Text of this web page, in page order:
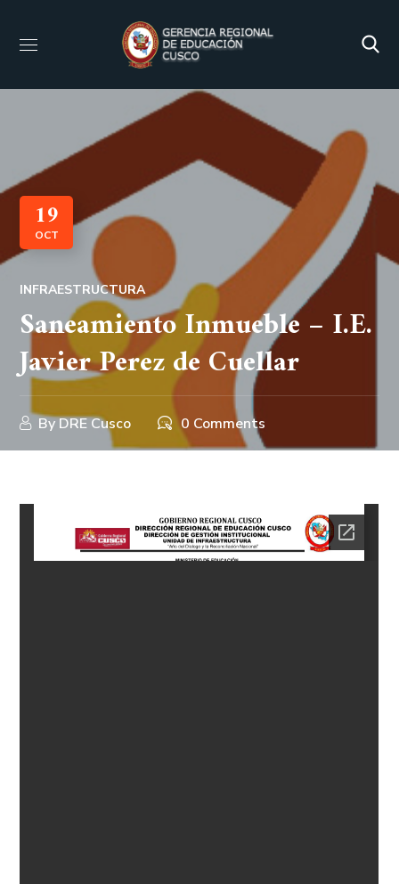
19
OCT
INFRAESTRUCTURA
Saneamiento Inmueble – I.E.
Javier Perez de Cuellar
ByDRE Cusco 0 Comments